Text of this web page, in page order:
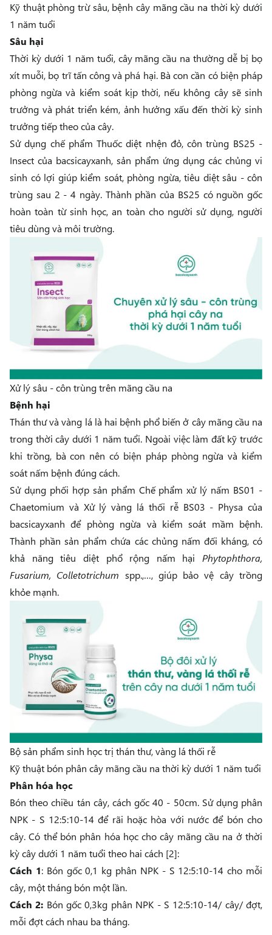
Kỹ thuật phòng trừ sâu, bệnh cây mãng cầu na thời kỳ dưới
1 năm tuổi
Sâu hại
Thời kỳ dưới 1 năm tuổi, cây mãng cầu na thường dễ bị bọ
xít muỗi, bọ trĩ tấn công và phá hại. Bà con cần có biện pháp
phòng ngừa và kiểm soát kịp thời, nếu không cây sẽ sinh
trưởng và phát triển kém, ảnh hưởng xấu đến thời kỳ sinh
trưởng tiếp theo của cây.
Sử dụng chế phẩmThuốc diệt nhện đỏ, côn trùng BS25 -
Insect của bacsicayxanh, sản phẩm ứng dụng các chủng vi
sinh có lợi giúp kiểm soát, phòng ngừa, tiêu diệt sâu - côn
trùng sau 2 - 4 ngày. Thành phần của BS25 có nguồn gốc
hoàn toàn từ sinh học, an toàn cho người sử dụng, người
tiêu dùng và môi trường.
Xử lý sâu - côn trùng trên mãng cầu na
Bệnh hại
Thán thư và vàng lá là hai bệnh phổ biến ở cây mãng cầu na
trong thời cây dưới 1 năm tuổi. Ngoài việc làm đất kỹ trước
khi trồng, bà con nên có biện pháp phòng ngừa và kiểm
soát nấm bệnh đúng cách.
Sử dụng phối hợp sản phẩm Chế phẩm xử lý nấm BS01 -
Chaetomium và Xử lý vàng lá thối rễ BS03 - Physa của
bacsicayxanh để phòng ngừa và kiểm soát mầm bệnh.
Thành phần sản phẩm chứa các chủng nấm đối kháng, có
khả năng tiêu diệt phổ rộng nấm hại Phytophthora,
Fusarium, Colletotrichum spp.,…, giúp bảo vệ cây trồng
khỏe mạnh.
Bộ sản phẩm sinh học trị thán thư, vàng lá thối rễ
Kỹ thuật bón phân cây mãng cầu na thời kỳ dưới 1 năm tuổi
Phân hóa học
Bón theo chiều tán cây, cách gốc 40 - 50cm. Sử dụng phân
NPK - S 12:5:10-14 để rãi hoặc hòa với nước để bón cho
cây. Có thể bón phân hóa học cho cây mãng cầu na ở thời
kỳ cây dưới 1 năm tuổi theo hai cách [2]:
Cách 1: Bón gốc 0,1 kg phân NPK - S 12:5:10-14 cho mỗi
cây, một tháng bón một lần.
Cách 2: Bón gốc 0,3kg phân NPK - S 12:5:10-14/ cây/ đợt,
mỗi đợt cách nhau ba tháng.